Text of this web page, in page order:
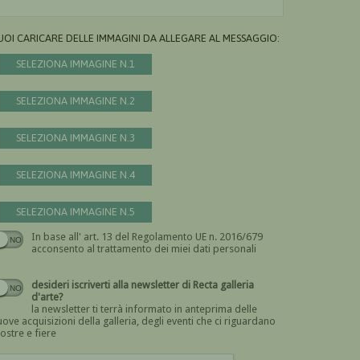
CARICARE DELLE IMMAGINI DA ALLEGARE AL MESSAGGIO:
SELEZIONA IMMAGINE N.1
SELEZIONA IMMAGINE N.2
SELEZIONA IMMAGINE N.3
SELEZIONA IMMAGINE N.4
SELEZIONA IMMAGINE N.5
In base all' art. 13 del Regolamento UE n. 2016/679
acconsento al trattamento dei miei dati personali
Devi dare il consenso
desideri iscriverti alla newsletter di Recta galleria
d'arte?
la newsletter ti terrà informato in anteprima delle
acquisizioni della galleria, degli eventi che ci riguardano
e fiere